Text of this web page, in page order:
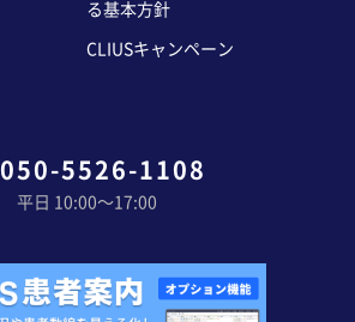
050-5526-1108
平日 10:00〜17:00
る基本方針
CLIUSキャンペーン